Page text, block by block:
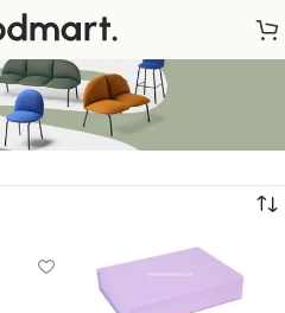
olarak etiketlendi